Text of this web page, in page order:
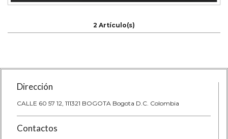
Tractomula Kenworth W900 azul Con pajarita 1/43 new ray La
2 Artículo(s)
Dirección
CALLE 60 57 12, 111321 BOGOTA Bogota D.C. Colombia
Contactos